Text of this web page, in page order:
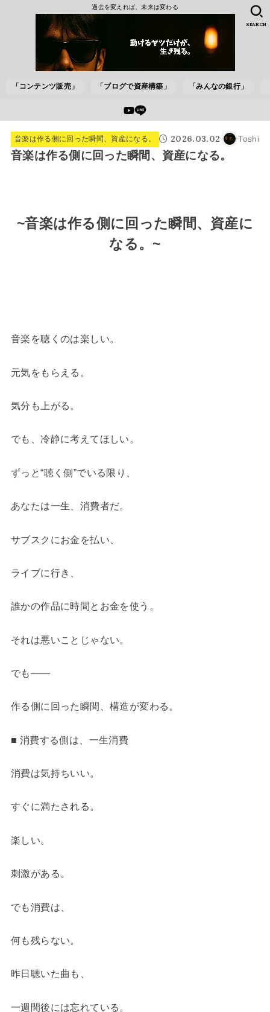
過去を変えれば、未来は変わる
「コンテンツ販売」 「ブログで資産構築」 「みんなの銀行」
SEARCH
音楽は作る側に回った瞬間、資産になる。 2026.03.02 Toshi
音楽は作る側に回った瞬間、資産になる。
~音楽は作る側に回った瞬間、資産に
なる。~
音楽を聴くのは楽しい。
元気をもらえる。
気分も上がる。
でも、冷静に考えてほしい。
ずっと“聴く側”でいる限り、
あなたは一生、消費者だ。
サブスクにお金を払い、
ライブに行き、
誰かの作品に時間とお金を使う。
それは悪いことじゃない。
でも――
作る側に回った瞬間、構造が変わる。
■ 消費する側は、一生消費
消費は気持ちいい。
すぐに満たされる。
楽しい。
刺激がある。
でも消費は、
何も残らない。
昨日聴いた曲も、
一週間後には忘れている。